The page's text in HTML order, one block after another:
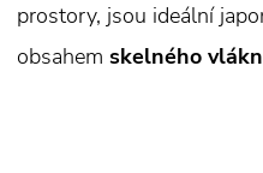
prostory, jsou ideální
obsahem skelného